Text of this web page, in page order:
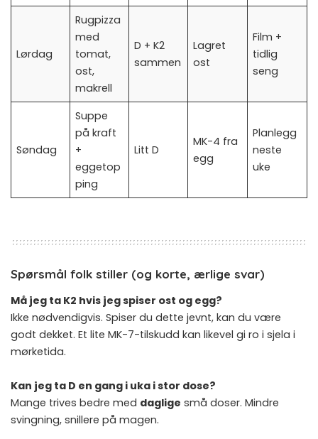
Lørdag
Rugpizza
med
tomat,
ost,
makrell
D + K2
sammen
Lagret
ost
Film +
tidlig
seng
Søndag
Suppe
på kraft
+
eggetop
ping
Litt D
MK-4 fra
egg
Planlegg
neste
uke
Spørsmål folk stiller (og korte, ærlige svar)
Må jeg ta K2 hvis jeg spiser ost og egg?
Ikke nødvendigvis. Spiser du dette jevnt, kan du være
godt dekket. Et lite MK-7-tilskudd kan likevel gi ro i sjela i
mørketida.
Kan jeg ta D en gang i uka i stor dose?
Mange trives bedre med daglige små doser. Mindre
svingning, snillere på magen.